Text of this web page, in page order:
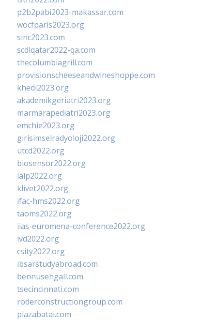
p2b2pabi2023-makassar.com
wocfparis2023.org
sinc2023.com
scdlqatar2022-qa.com
thecolumbiagrill.com
provisionscheeseandwineshoppe.com
khedi2023.org
akademikgeriatri2023.org
marmarapediatri2023.org
emchie2023.org
girisimselradyoloji2022.org
utcd2022.org
biosensor2022.org
ialp2022.org
klivet2022.org
ifac-hms2022.org
taoms2022.org
iias-euromena-conference2022.org
ivd2022.org
csity2022.org
ibsarstudyabroad.com
bennusehgall.com
tsecincinnati.com
roderconstructiongroup.com
plazabatai.com